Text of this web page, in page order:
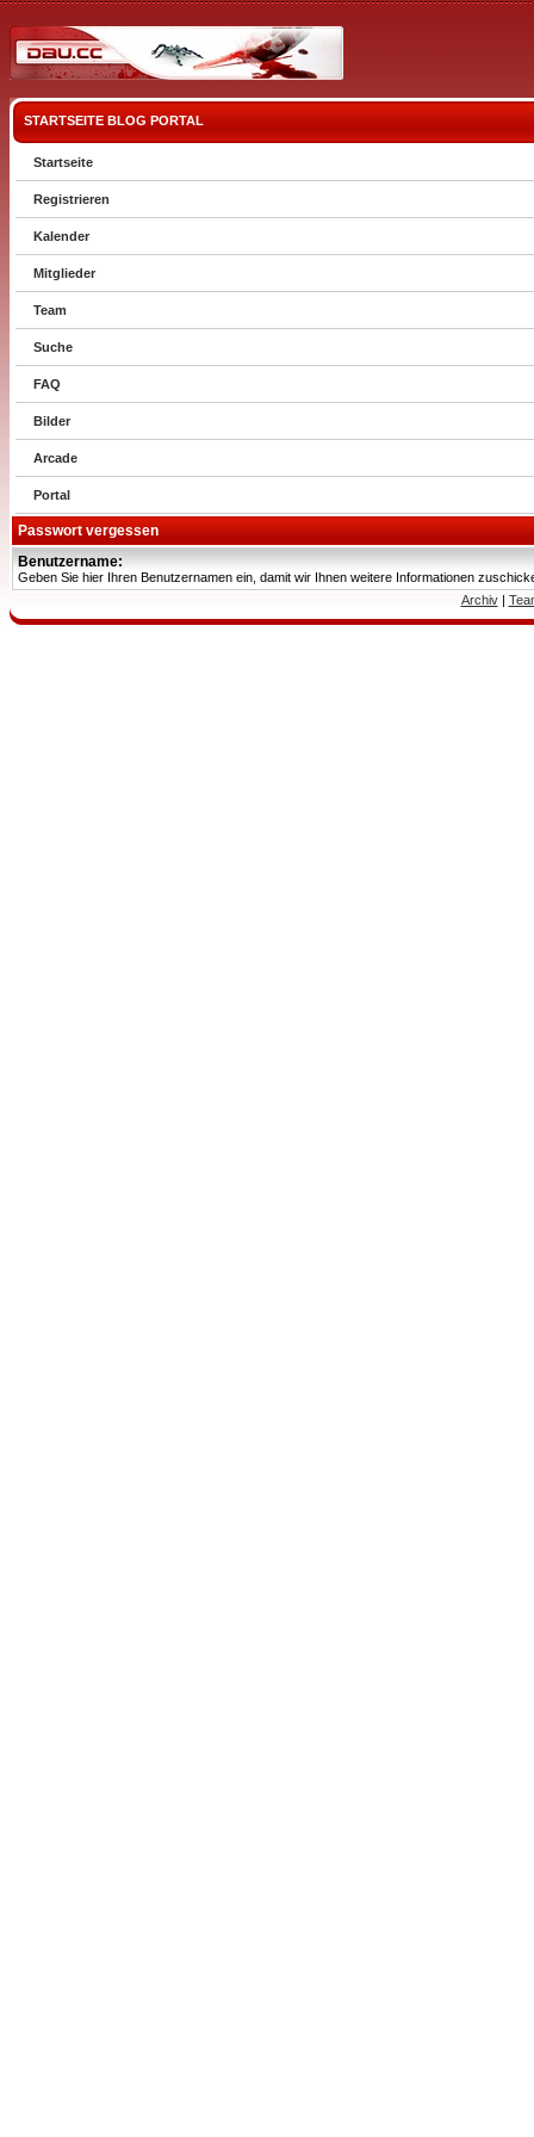
STARTSEITE BLOG PORTAL
Startseite
Registrieren
Kalender
Mitglieder
Team
Suche
FAQ
Bilder
Arcade
Portal
Passwort vergessen
Benutzername:
Geben Sie hier Ihren Benutzernamen ein, damit wir Ihnen weitere Informationen
Archiv|